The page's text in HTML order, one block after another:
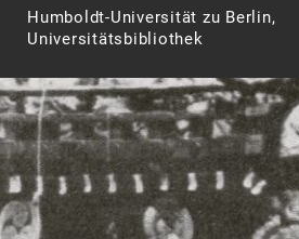
Humboldt-Universität zu Berlin,
Universitätsbibliothek